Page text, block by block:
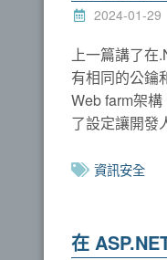
2024-01-29
上一篇講了在
有相同的公鑰
Web farm架
了設定讓開發
資訊安全
在